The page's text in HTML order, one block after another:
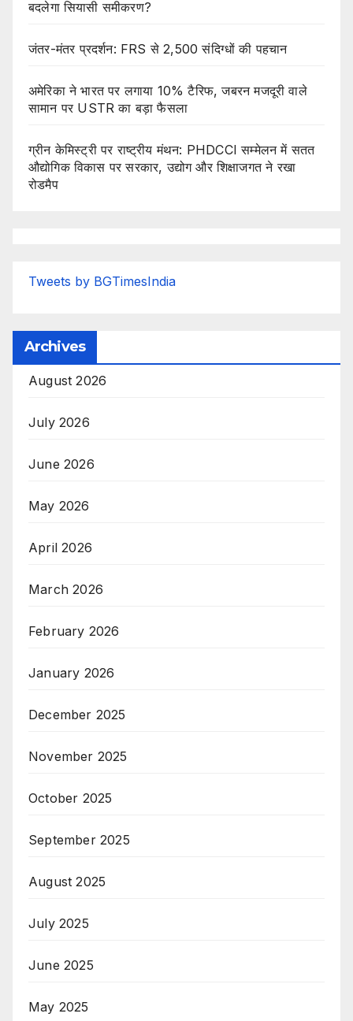
बदलेगा सियासी समीकरण?
जंतर-मंतर प्रदर्शन: FRS से 2,500 संदिग्धों की पहचान
अमेरिका ने भारत पर लगाया 10% टैरिफ, जबरन मजदूरी वाले
सामान पर USTR का बड़ा फैसला
ग्रीन केमिस्ट्री पर राष्ट्रीय मंथन: PHDCCI सम्मेलन में सतत
औद्योगिक विकास पर सरकार, उद्योग और शिक्षाजगत ने रखा
रोडमैप
Tweets by BGTimesIndia
Archives
August 2026
July 2026
June 2026
May 2026
April 2026
March 2026
February 2026
January 2026
December 2025
November 2025
October 2025
September 2025
August 2025
July 2025
June 2025
May 2025